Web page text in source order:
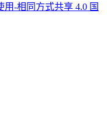
-相同方式共享 4.0 国